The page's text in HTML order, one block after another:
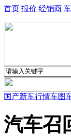
首页 报价 经销商
国产新车行情车图
汽车召